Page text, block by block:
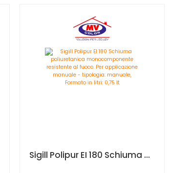
Sigill Polipur EI 180 Schiuma poliuretanica monocomponente resistente al fuoco. Per applicazione manuale - tipologia: manuale, Formato in litri: 0,75 lt